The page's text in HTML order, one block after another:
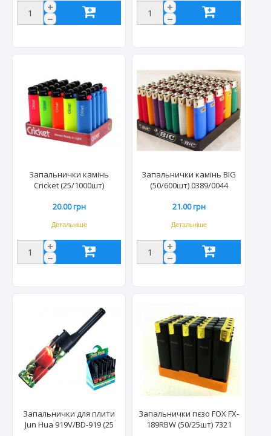
Запальнички камінь
Cricket (25/1000шт)
20.00 грн
Детальніше
Запальнички камінь BIG
(50/600шт) 0389/0044
21.00 грн
Детальніше
Запальнички для плити
Jun Hua 919V/BD-919 (25
Запальнички пєзо FOX FX-
189RBW (50/25шт) 7321